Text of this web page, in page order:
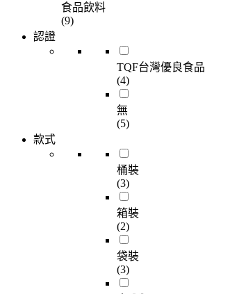
食品飲料
(9)
認證
TQF台灣優良食品
(4)
無
(5)
款式
桶裝
(3)
箱裝
(2)
袋裝
(3)